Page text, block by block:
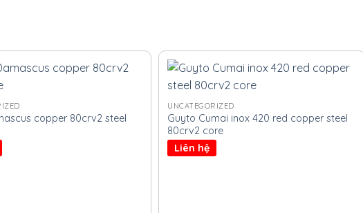
copper 80crv2 steel
UNCATEGORIZED
Guyto Cumai inox 420 red copper steel
80crv2 core
Liên hệ